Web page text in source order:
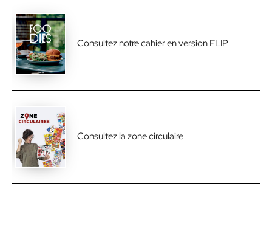
Consultez notre cahier en version FLIP
Consultez la zone circulaire